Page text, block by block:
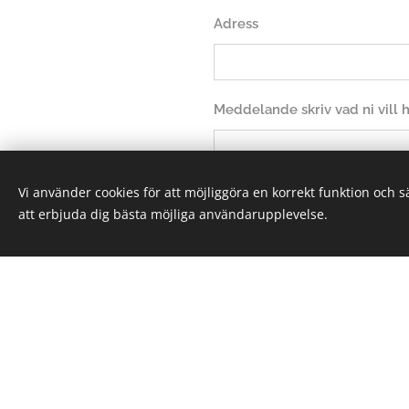
Adress
Meddelande skriv vad ni vill
Vi använder cookies för att möjliggöra en korrekt funktion och
att erbjuda dig bästa möjliga användarupplevelse.